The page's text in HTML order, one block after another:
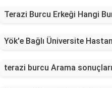
Terazi Burcu Erkeği Hangi
Yök'e Bağlı Üniversite
terazi burcu Arama sonuçları